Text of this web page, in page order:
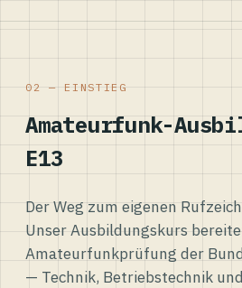
02 — EINSTIEG
Amateurfunk-
E13
Der Weg zum eigenen
Unser Ausbildungskurs
Amateurfunkprüfung der
— Technik, Betriebstechnik